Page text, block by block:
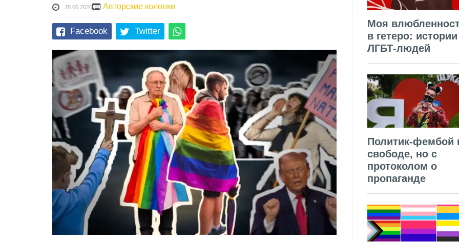
28.06.2026 Авторские колонки
Facebook Twitter
Моя
в гетеро: истории
ЛГБТ-людей
Политик-фембой
свободе, но с
протоколом о
пропаганде